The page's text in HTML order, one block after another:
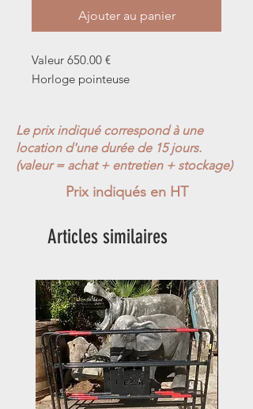
Ajouter au panier
Valeur 650.00 €
Horloge pointeuse
Le prix indiqué correspond à une
location d'une durée de 15 jours.
(valeur = achat + entretien + stockage)
Prix indiqués en HT
Articles similaires